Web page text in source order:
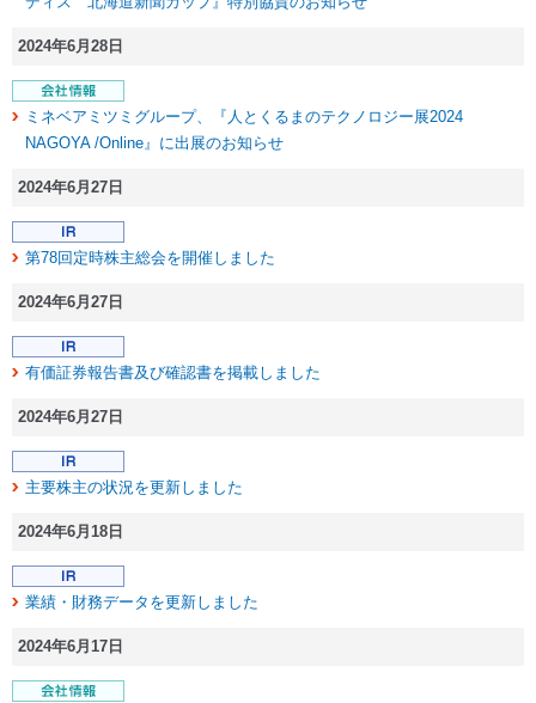
2024年6月28日
ミネベアミツミグループ、『人とくるまのテクノロジー展2024
NAGOYA /Online』に出展のお知らせ
2024年6月27日
第78回定時株主総会を開催しました
2024年6月27日
有価証券報告書及び確認書を掲載しました
2024年6月27日
主要株主の状況を更新しました
2024年6月18日
業績・財務データを更新しました
2024年6月17日